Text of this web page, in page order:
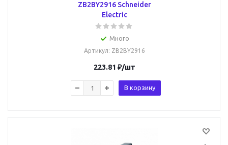
ZB2BY2916 Schneider
Electric
Много
Артикул: ZB2BY2916
223.81 ₽/шт
В корзину